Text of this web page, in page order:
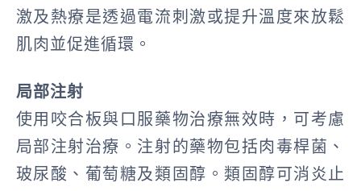
激及熱療是透過電流刺激或提升溫度來放鬆
肌肉並促進循環。
局部注射
使用咬合板與口服藥物治療無效時，可考慮
局部注射治療。注射的藥物包括肉毒桿菌、
玻尿酸、葡萄糖及類固醇。類固醇可消炎止